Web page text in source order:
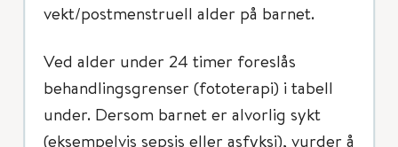
vekt/postmenstruell alder på barnet.
Ved alder under 24 timer foreslås
behandlingsgrenser (fototerapi) i tabell
under. Dersom barnet er alvorlig sykt
(eksempelvis sepsis eller asfyksi), vurder å